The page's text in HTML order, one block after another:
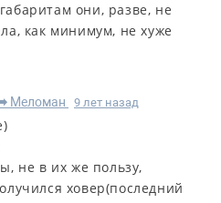
они, разве, не
как минимум, не хуже
Меломан 9 лет назад
не в их же пользу,
ховер(последний